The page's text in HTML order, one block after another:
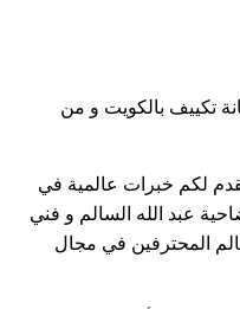
تكييف بالكويت و من
لكم خبرات عالمية في
عبد الله السالم و فني
المحترفين في مجال